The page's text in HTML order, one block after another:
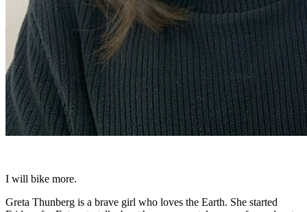
I will bike more.
Greta Thunberg is a brave girl who loves the Earth. She started